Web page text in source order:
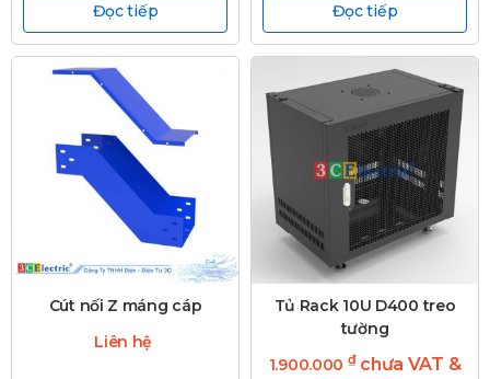
Đọc tiếp Đọc tiếp
Cút nối Z máng cáp
Liên hệ
Tủ Rack 10U D400 treo
tường
1.900.000 ₫chưa VAT &